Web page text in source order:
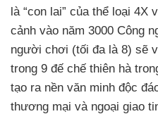
là “con lai” của thể loại 4X
cảnh vào năm 3000 Công
người chơi (tối đa là 8) sẽ
trong 9 đế chế thiên hà
tạo ra nền văn minh độc
thương mại và ngoại giao